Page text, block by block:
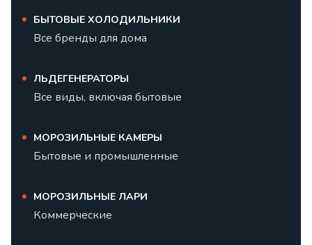
БЫТОВЫЕ ХОЛОДИЛЬНИКИ
Все бренды для дома
ЛЬДЕГЕНЕРАТОРЫ
Все виды, включая бытовые
МОРОЗИЛЬНЫЕ КАМЕРЫ
Бытовые и промышленные
МОРОЗИЛЬНЫЕ ЛАРИ
Коммерческие